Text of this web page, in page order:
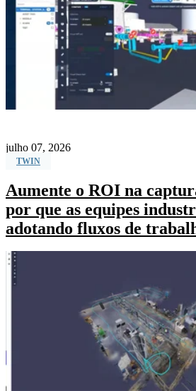
julho 07, 2026
TWIN
Aumente o ROI na
por que as equipes
adotando fluxos de